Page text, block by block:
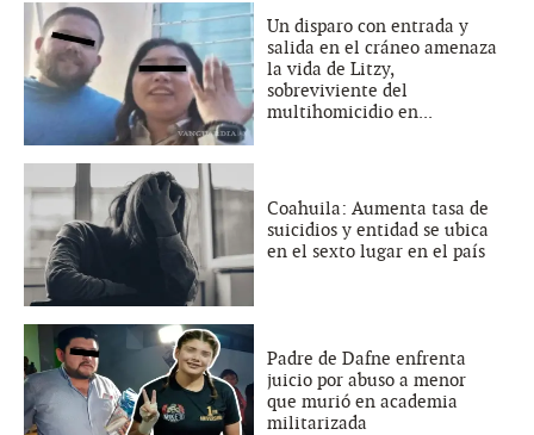
Un disparo con entrada y
salida en el cráneo amenaza
la vida de Litzy,
sobreviviente del
multihomicidio en...
Coahuila: Aumenta tasa de
suicidios y entidad se ubica
en el sexto lugar en el país
Padre de Dafne enfrenta
juicio por abuso a menor
que murió en academia
militarizada